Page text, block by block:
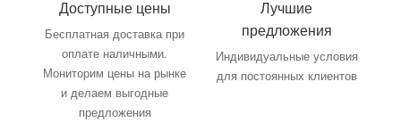
Доступные цены
Бесплатная доставка при
оплате наличными.
Мониторим цены на рынке
и делаем выгодные
предложения
Лучшие
предложения
Индивидуальные условия
для постоянных клиентов